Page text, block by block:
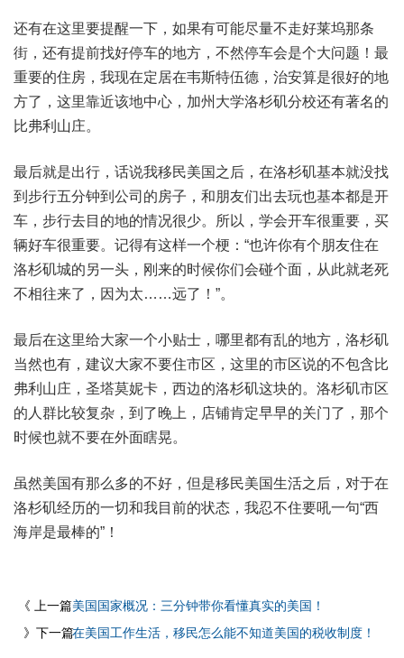
还有在这里要提醒一下，如果有可能尽量不走好莱坞那条
街，还有提前找好停车的地方，不然停车会是个大问题！最
重要的住房，我现在定居在韦斯特伍德，治安算是很好的地
方了，这里靠近该地中心，加州大学洛杉矶分校还有著名的
比弗利山庄。
最后就是出行，话说我移民美国之后，在洛杉矶基本就没找
到步行五分钟到公司的房子，和朋友们出去玩也基本都是开
车，步行去目的地的情况很少。所以，学会开车很重要，买
辆好车很重要。记得有这样一个梗：“也许你有个朋友住在
洛杉矶城的另一头，刚来的时候你们会碰个面，从此就老死
不相往来了，因为太……远了！”。
最后在这里给大家一个小贴士，哪里都有乱的地方，洛杉矶
当然也有，建议大家不要住市区，这里的市区说的不包含比
弗利山庄，圣塔莫妮卡，西边的洛杉矶这块的。洛杉矶市区
的人群比较复杂，到了晚上，店铺肯定早早的关门了，那个
时候也就不要在外面瞎晃。
虽然美国有那么多的不好，但是移民美国生活之后，对于在
洛杉矶经历的一切和我目前的状态，我忍不住要吼一句“西
海岸是最棒的”！
《 上一篇美国国家概况：三分钟带你看懂真实的美国！
》下一篇在美国工作生活，移民怎么能不知道美国的税收制度！